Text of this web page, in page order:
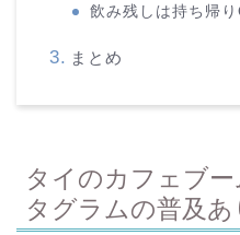
飲み残しは持ち帰
まとめ
タイのカフェブ
タグラムの普及あ